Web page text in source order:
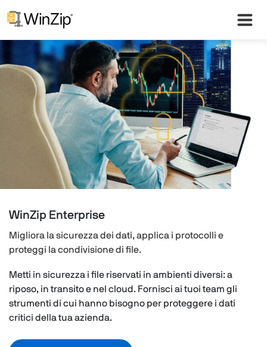
WinZip Enterprise
Migliora la sicurezza dei dati, applica i protocolli e
proteggi la condivisione di file.
Metti in sicurezza i file riservati in ambienti diversi: a
riposo, in transito e nel cloud. Fornisci ai tuoi team gli
strumenti di cui hanno bisogno per proteggere i dati
critici della tua azienda.